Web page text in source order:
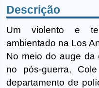
Descrição
Um violento e
ambientado na Los
No meio do auge da
no pós-guerra,
departamento de